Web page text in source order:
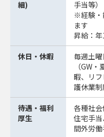
細)
手当等）
※経験・
ます
昇給：年
休日・休暇
毎週土
（GW
暇、リ
護休業
待遇・福利
厚生
各種社会
住宅手
間外労